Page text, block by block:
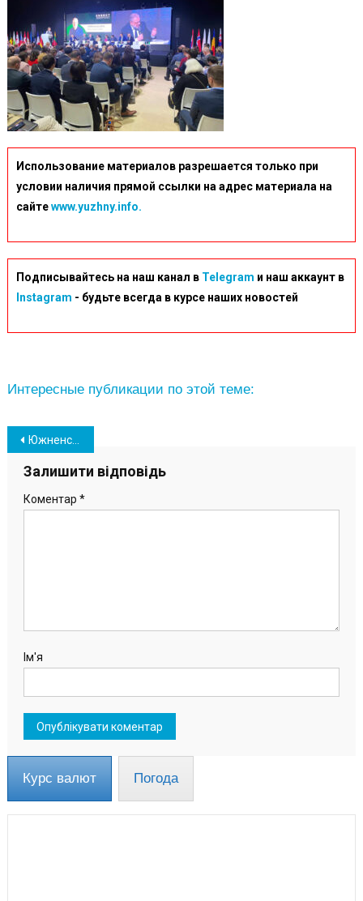
Использование материалов разрешается только при
условии наличия прямой ссылки на адрес материала на
сайтеwww.yuzhny.info.
Подписывайтесь на наш канал в Telegram и наш аккаунт в
Instagram - будьте всегда в курсе наших новостей
Интересные публикации по этой теме:
Навігація
записів
Южненська ОТГ була представлена на міжнародній конференції в Польщі
Залишити відповідь
Коментар *
Ім'я
Курс валют Погода